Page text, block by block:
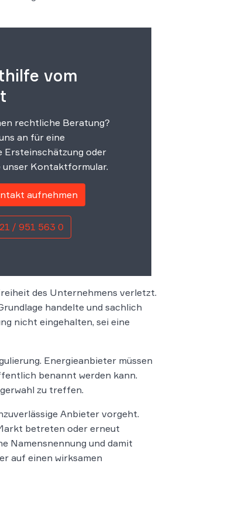
vom
rechtliche Beratung?
an für eine
Ersteinschätzung oder
unser Kontaktformular.
aufnehmen
/ 951 563 0
des Unternehmens verletzt.
handelte und sachlich
nicht eingehalten, sei eine
Energieanbieter müssen
benannt werden kann.
zu treffen.
Anbieter vorgeht.
betreten oder erneut
Namensnennung und damit
auf einen wirksamen